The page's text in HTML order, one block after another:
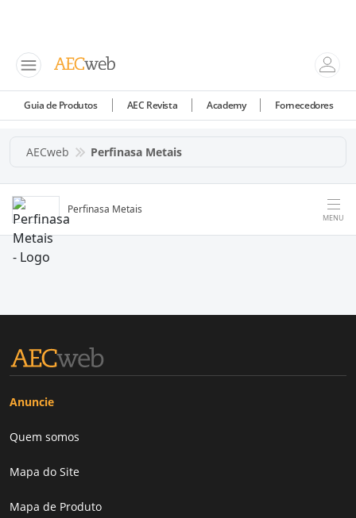
Guia de Produtos AEC Revista Academy Fornecedores
AECweb Perfinasa Metais
Perfinasa Metais
MENU
Anuncie
Quem somos
Mapa do Site
Mapa de Produto